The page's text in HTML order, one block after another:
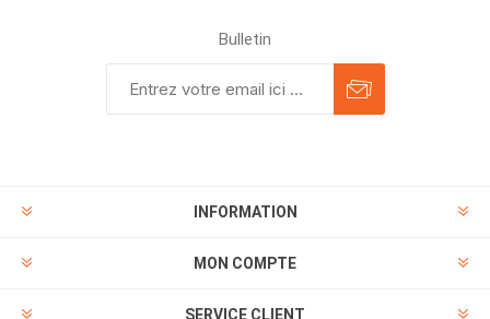
Bulletin
INFORMATION
MON COMPTE
SERVICE CLIENT